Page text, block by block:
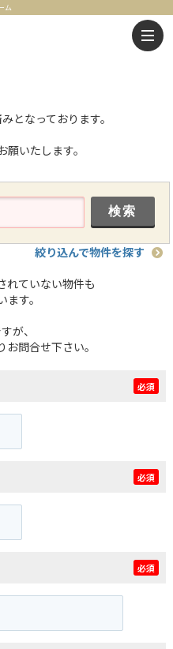
ム
となっております。
いたします。
絞り込んで物件を探す
れていない物件も
ます。
が、
問合せ下さい。
必須
必須
必須